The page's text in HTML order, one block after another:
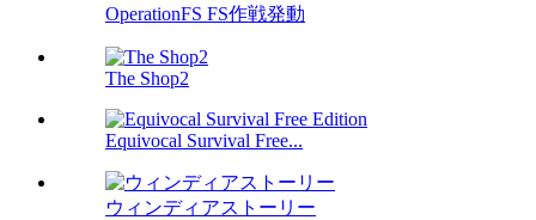
OperationFS FS作戦発動
The Shop2
Equivocal Survival Free...
ウィンディアストーリー